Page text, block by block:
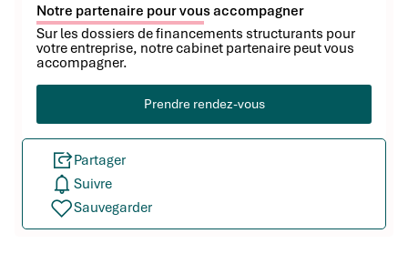
Notre partenaire pour vous accompagner
Sur les dossiers de financements structurants pour
votre entreprise, notre cabinet partenaire peut vous
accompagner.
Prendre rendez-vous
Partager
Suivre
Sauvegarder